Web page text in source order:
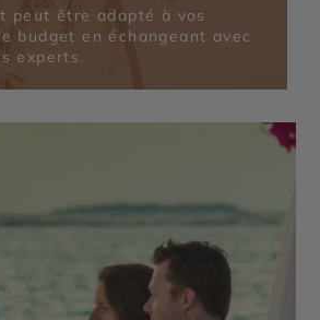
- Mleiha Archaeological
peut être adapté à vos
budget en échangeant avec
experts.